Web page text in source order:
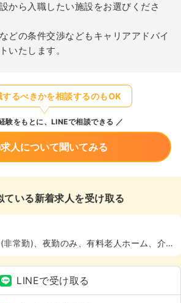
から入職したい施設をお選びくださ
どの条件交渉などもキャリアアドバイ
いたします。
するべきかを相談するのもOK
験をもとに、LINEで相談できる
人について聞いてみる
ている新着求人を受け取る
非常勤)、夜勤のみ、有料老人ホーム、介
休以上
LINEで受け取る